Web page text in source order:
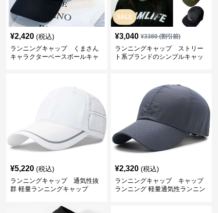
¥2,420 (税込)
ランニングキャップ くまさん
キャラクターベースボールキャ
SALE
¥3,040 ¥3380(割引前)
ランニングキャップ ストリー
ト系ブランドのシンプルキャッ
¥5,220 (税込)
ランニングキャップ 通気性抜
群 軽量ランニングキャップ
¥2,320 (税込)
ランニングキャップ キャップ
ランニング 軽量通気性ランニン